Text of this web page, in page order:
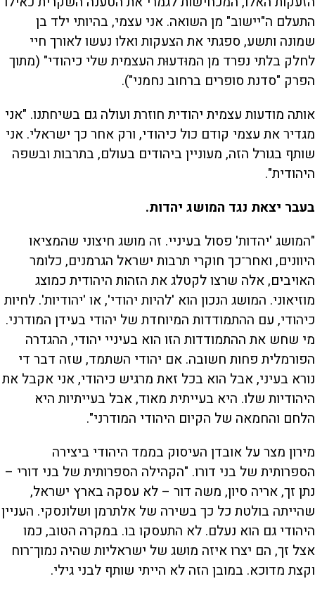
התעלם ה"יישוב" מן השואה. אני עצמי, בהיותי ילד בן
שמונה ותשע, ספגתי את הצעקות ואלו נעשו לאורך חיי
לחלק בלתי נפרד מן המוּדעוּת העצמית שלי כיהודי" (מתוך
הפרק "סדנת סופרים ברחוב נחמני").
אותה מודעות עצמית יהודית חוזרת ועולה גם בשיחתנו. "אני
מגדיר את עצמי קודם כול כיהודי, ורק אחר כך ישראלי. אני
שותף בגורל הזה, מעוניין ביהודים בעולם, בתרבות ובשפה
היהודית".
בעבר יצאת נגד המושג יהדות.
"המושג 'יהדות' פסול בעיניי. זה מושג חיצוני שהמציאו
היוונים, ואחר־כך חוקרי תרבות ישראל הגרמנים, כלומר
האויבים, אלה שרצו לקטלג את הזהות היהודית כמוצג
מוזיאוני. המושג הנכון הוא 'להיות יהודי', או 'יהודיות'. לחיות
כיהודי, עם ההתמודדות המיוחדת של יהודי בעידן המודרני.
מי שחש את ההתמודדות הזו הוא בעיניי יהודי, ההגדרה
הפורמלית פחות חשובה. אם יהודי השתמד, שזה דבר די
נורא בעיני, אבל הוא בכל זאת מרגיש כיהודי, אני אקבל את
היהודיות שלו. היא בעייתית מאוד, אבל בעייתיות היא
הלחם והחמאה של הקיום היהודי המודרני".
מירון מצר על אובדן העיסוק בממד היהודי ביצירה
הספרותית של בני דורו. "הקהילה הספרותית של בני דורי –
נתן זך, אריה סיון, משה דור – לא עסקה בארץ ישראל,
שהייתה בולטת כל כך בשירה של אלתרמן ושלונסקי. העניין
היהודי גם הוא נעלם. לא התעסקו בו. במקרה הטוב, כמו
אצל זך, הם יצרו איזה מושג של ישראליות שהיה נמוך־רוח
וקצת מדוכא. במובן הזה לא הייתי שותף לבני גילי.